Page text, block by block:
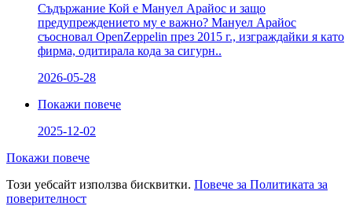
Съдържание Кой е Мануел Арайос и защо
предупреждението му е важно? Мануел Арайос
съосновал OpenZeppelin през 2015 г., изграждайки я като
фирма, одитирала кода за сигурн..
2026-05-28
Покажи повече
2025-12-02
Покажи повече
Този уебсайт използва бисквитки. Повече за Политиката за
поверителност